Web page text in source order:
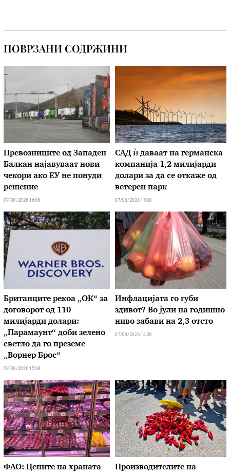
ПОВРЗАНИ СОДРЖИНИ
Превозниците од Западен
Балкан најавуваат нови
чекори ако ЕУ не понуди
решение
07/08/2026 16:08
САД ѝ даваат на германска
компанија 1,2 милијарди
долари за да се откаже од
ветерен парк
07/08/2026 15:08
Британците рекоа „ОК“ за
договорот од 110
милијарди долари:
„Парамаунт“ доби зелено
светло да го преземе
„Ворнер Брос“
07/08/2026 15:08
Инфлацијата го губи
здивот? Во јули на годишно
ниво забави на 2,3 отсто
07/08/2026 14:08
ФАО: Цените на храната
Производителите на